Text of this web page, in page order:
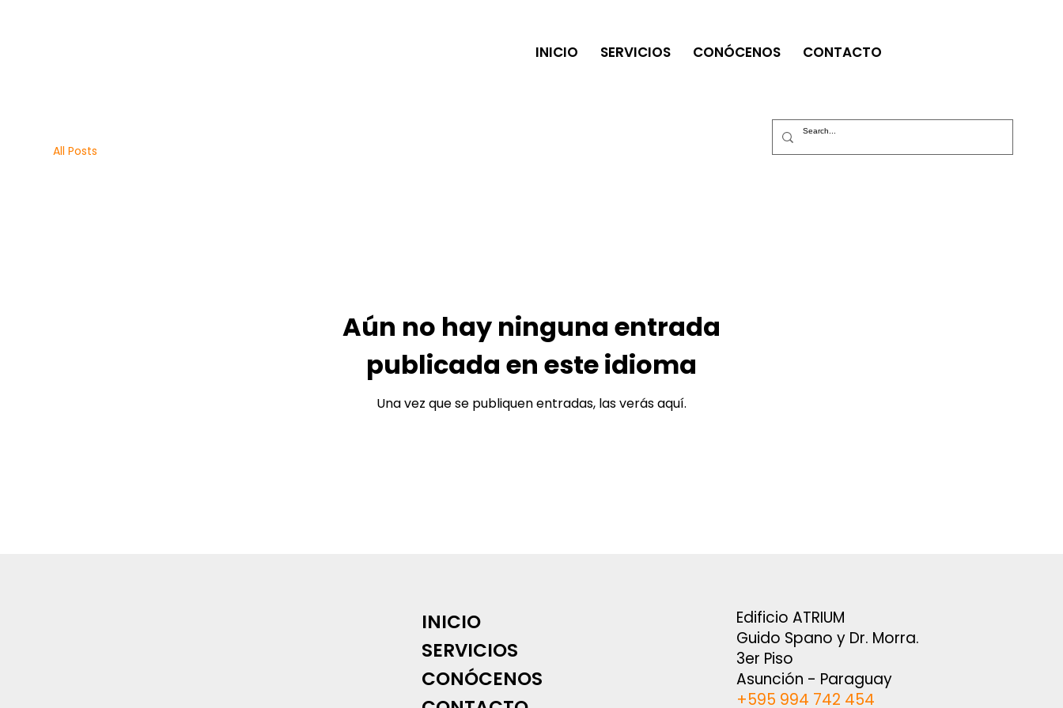
INICIO SERVICIOS CONÓCENOS CONTACTO
All Posts
Aún no hay ninguna entrada
publicada en este idioma
Una vez que se publiquen entradas, las verás aquí.
Edificio ATRIUM
Guido Spano y Dr. Morra.
3er Piso
Asunción - Paraguay
+595 994 742 454
INICIO
SERVICIOS
CONÓCENOS